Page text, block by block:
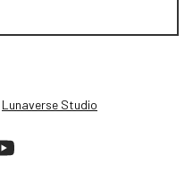
Lunaverse Studio